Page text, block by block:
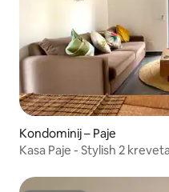
Kondominij – Paje
Kasa Paje - Stylish 2